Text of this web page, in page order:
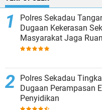
Polres Sekadau
Dugaan Kekerasan
Masyarakat Jaga
Polres Sekadau
Dugaan Perampasan
Penyidikan